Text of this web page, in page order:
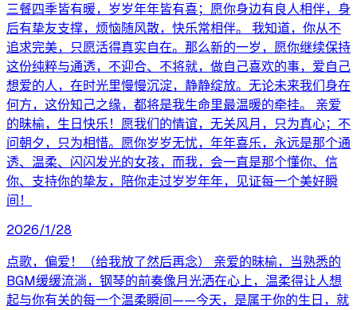
三餐四季皆有暖，岁岁年年皆有喜；愿你身边有良人相伴，身
后有挚友支撑，烦恼随风散，快乐常相伴。 我知道，你从不
追求完美，只愿活得真实自在。那么新的一岁，愿你继续保持
这份纯粹与通透，不迎合、不将就，做自己喜欢的事，爱自己
想爱的人，在时光里慢慢沉淀，静静绽放。无论未来我们身在
何方，这份知己之缘，都将是我生命里最温暖的牵挂。 亲爱
的昧榆，生日快乐！愿我们的情谊，无关风月，只为真心；不
问朝夕，只为相惜。愿你岁岁无忧，年年喜乐，永远是那个通
透、温柔、闪闪发光的女孩，而我，会一直是那个懂你、信
你、支持你的挚友，陪你走过岁岁年年，见证每一个美好瞬
间！
2026/1/28
点歌，偏爱！（给我放了然后再念） 亲爱的昧榆，当熟悉的
BGM缓缓流淌，钢琴的前奏像月光洒在心上，温柔得让人想
起与你有关的每一个温柔瞬间——今天，是属于你的生日，就